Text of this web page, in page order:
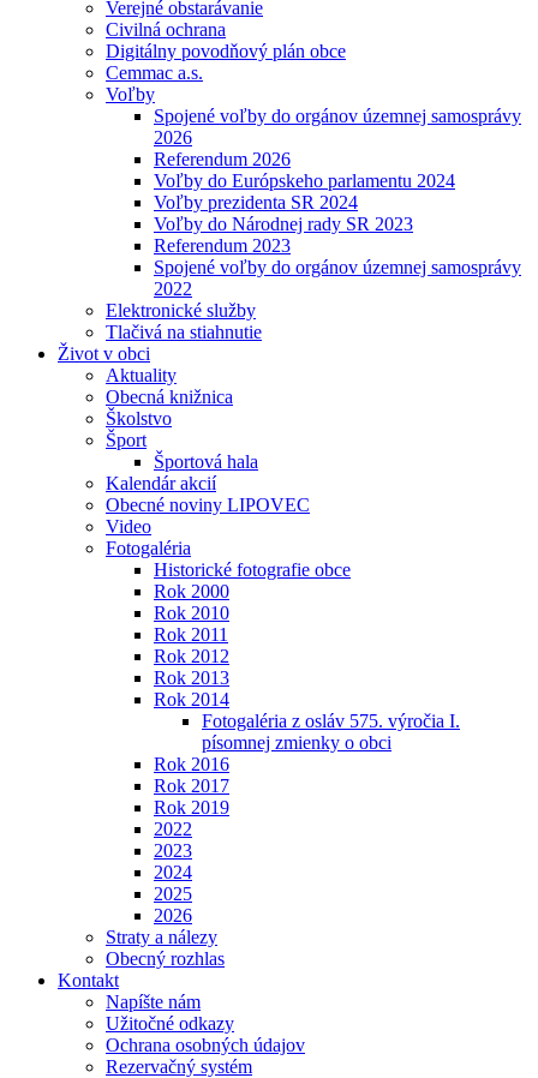
Verejné obstarávanie
Civilná ochrana
Digitálny povodňový plán obce
Cemmac a.s.
Voľby
Spojené voľby do orgánov územnej samosprávy
2026
Referendum 2026
Voľby do Európskeho parlamentu 2024
Voľby prezidenta SR 2024
Voľby do Národnej rady SR 2023
Referendum 2023
Spojené voľby do orgánov územnej samosprávy
2022
Elektronické služby
Tlačivá na stiahnutie
Život v obci
Aktuality
Obecná knižnica
Školstvo
Šport
Športová hala
Kalendár akcií
Obecné noviny LIPOVEC
Video
Fotogaléria
Historické fotografie obce
Rok 2000
Rok 2010
Rok 2011
Rok 2012
Rok 2013
Rok 2014
Fotogaléria z osláv 575. výročia I.
písomnej zmienky o obci
Rok 2016
Rok 2017
Rok 2019
2022
2023
2024
2025
2026
Straty a nálezy
Obecný rozhlas
Kontakt
Napíšte nám
Užitočné odkazy
Ochrana osobných údajov
Rezervačný systém